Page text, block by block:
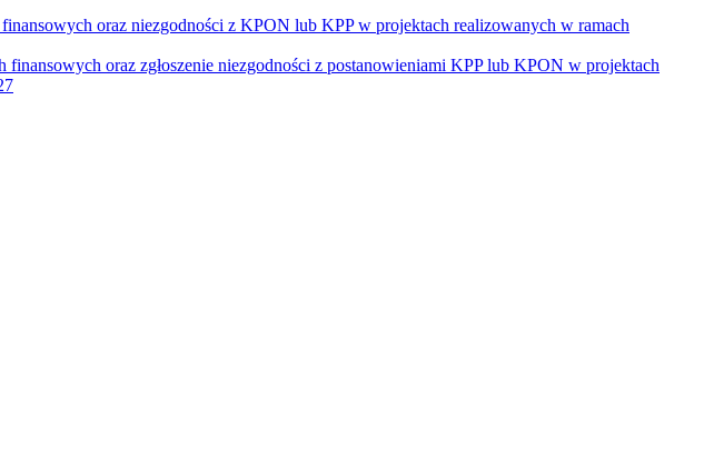
oraz niezgodności z KPON lub KPP w projektach realizowanych w ramach
oraz zgłoszenie niezgodności z postanowieniami KPP lub KPON w projektach